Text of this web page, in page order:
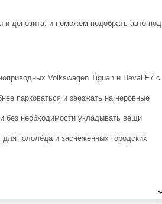
депозита, и поможем подобрать авто под
Volkswagen Tiguan и Haval F7 с
парковаться и заезжать на неровные
без необходимости укладывать вещи
гололёда и заснеженных городских